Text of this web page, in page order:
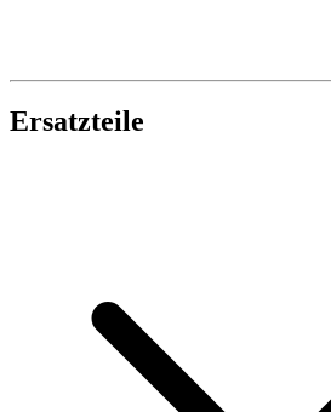
Ersatzteile